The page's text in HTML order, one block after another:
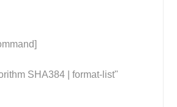
SHA384 | format-list"